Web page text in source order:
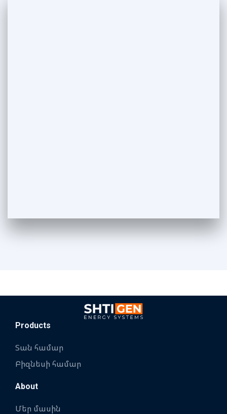
Products
Տան համար
Բիզնեսի համար
About
Մեր մասին